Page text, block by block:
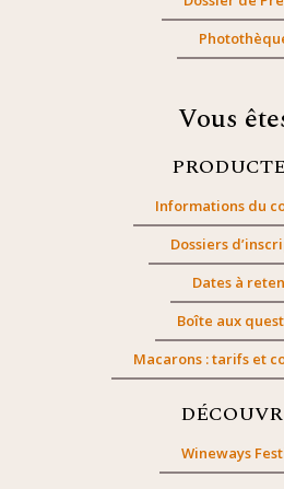
Vous
Informations du
Dossiers
Dates à
Boîte aux
Macarons : tarifs et
Wineways